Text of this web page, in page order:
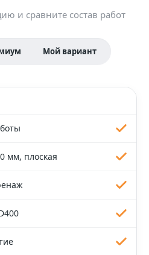
и сравните состав работ
Мой вариант
мм, плоская